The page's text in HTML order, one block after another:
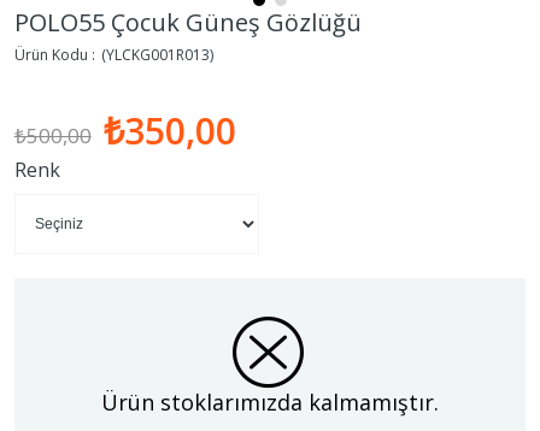
POLO55 Çocuk Güneş Gözlüğü
(YLCKG001R013)
₺500,00 ₺350,00
Renk
Ürün stoklarımızda kalmamıştır.